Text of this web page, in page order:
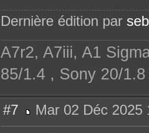
Dernière édition par
A7r2, A7iii, A1
85/1.4 , Sony 20/
#7
e
Mar 02 Déc 2025